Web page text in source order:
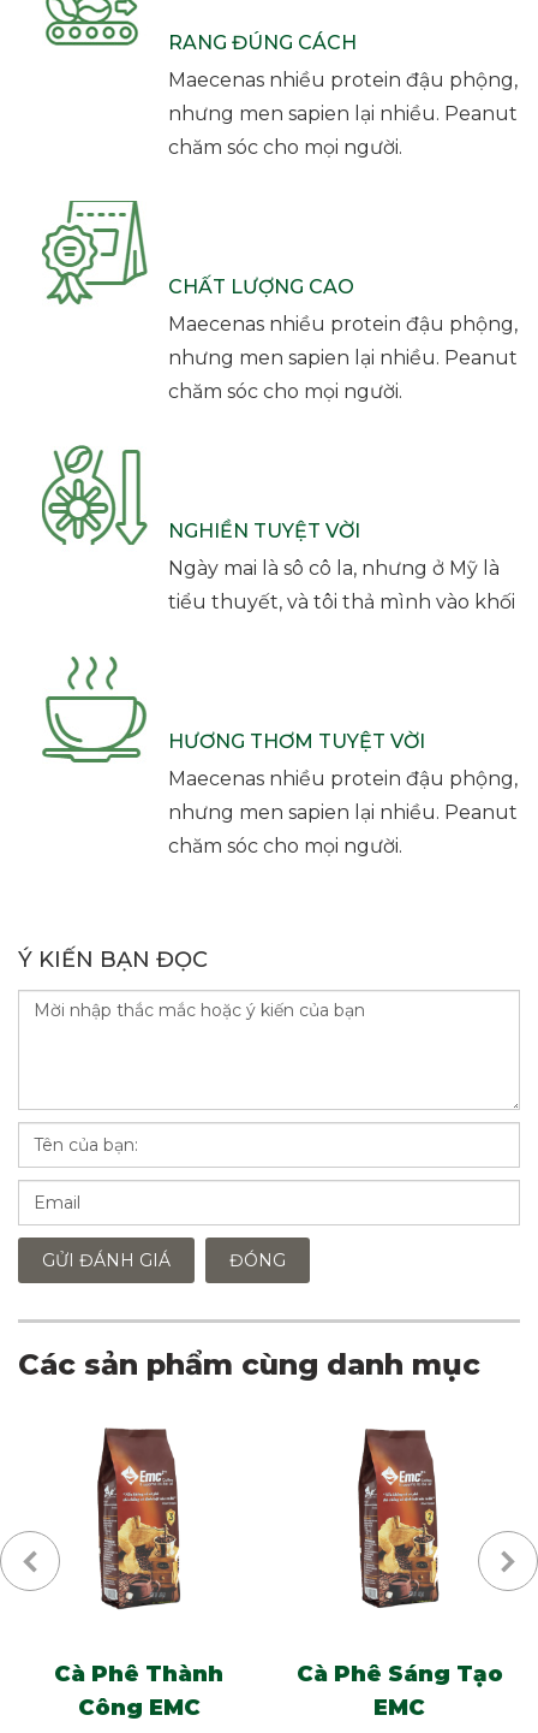
RANG ĐÚNG CÁCH
Maecenas nhiều protein đậu phộng,
nhưng men sapien lại nhiều. Peanut
chăm sóc cho mọi người.
CHẤT LƯỢNG CAO
Maecenas nhiều protein đậu phộng,
nhưng men sapien lại nhiều. Peanut
chăm sóc cho mọi người.
NGHIỀN TUYỆT VỜI
Ngày mai là sô cô la, nhưng ở Mỹ là
tiểu thuyết, và tôi thả mình vào khối
HƯƠNG THƠM TUYỆT VỜI
Maecenas nhiều protein đậu phộng,
nhưng men sapien lại nhiều. Peanut
chăm sóc cho mọi người.
Ý KIẾN BẠN ĐỌC
GỬI ĐÁNH GIÁ ĐÓNG
Các sản phẩm cùng danh mục
Cà Phê Thành
Công EMC
Cà Phê Sáng Tạo
EMC